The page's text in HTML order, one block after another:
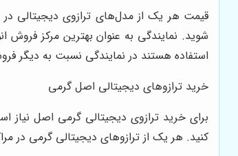
قیمت هر یک از مدل‌های ترازوی دیجیتالی در
شوید. نمایندگی به عنوان بهترین مرکز
استفاده هستند در نمایندگی نسبت به دیگر
خرید ترازوهای دیجیتالی اصل گرمی
برای خرید ترازوی دیجیتالی گرمی اصل نیاز
کنید. هر یک از ترازوهای دیجیتالی گرمی در